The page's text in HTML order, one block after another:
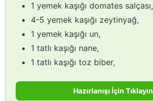
1 yemek kaşığı domates salçası,
4-5 yemek kaşığı zeytinyağ,
1 yemek kaşığı un,
1 tatlı kaşığı nane,
1 tatlı kaşığı toz biber,
Hazırlanışı İçin Tıklayın